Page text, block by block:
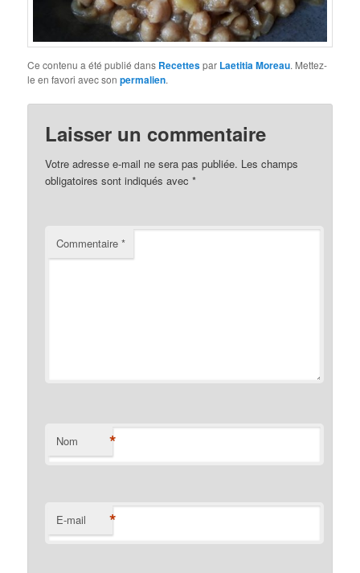
Ce contenu a été publié dans Recettespar Laetitia Moreau. Mettez-
le en favori avec sonpermalien.
Laisser un commentaire
Votre adresse e-mail ne sera pas publiée. Les champs
obligatoires sont indiqués avec*
Commentaire*
Nom *
E-mail *